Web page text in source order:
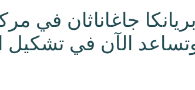
الآن في تشكيل